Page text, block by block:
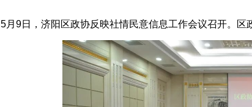
5月9日，济阳区政协反映社情民意信息工作会议召开。区